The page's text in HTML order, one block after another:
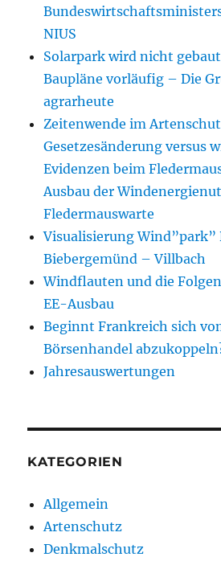
Bundeswirtschaftsministers
NIUS
Solarpark wird nicht
Baupläne vorläufig – Die
agrarheute
Zeitenwende im
Gesetzesänderung versus
Evidenzen beim
Ausbau der
Fledermauswarte
Visualisierung Wind”park”
Biebergemünd – Villbach
Windflauten und die
EE-Ausbau
Beginnt Frankreich sich
Börsenhandel
Jahresauswertungen
KATEGORIEN
Allgemein
Artenschutz
Denkmalschutz